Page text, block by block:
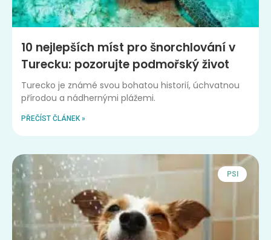
10 nejlepších míst pro šnorchlování v
Turecku: pozorujte podmořský život
Turecko je známé svou bohatou historií, úchvatnou
přírodou a nádhernými plážemi.
PŘEČÍST ČLÁNEK »
PSI